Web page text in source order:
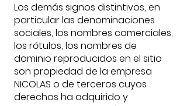
Los demás signos distintivos, en
particular las denominaciones
sociales, los nombres comerciales,
los rótulos, los nombres de
dominio reproducidos en el sitio
son propiedad de la empresa
NICOLAS o de terceros cuyos
derechos ha adquirido y